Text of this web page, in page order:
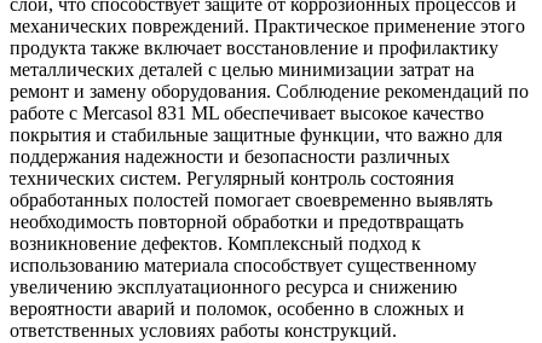
слой, что способствует защите от коррозионных процессов и
механических повреждений. Практическое применение этого
продукта также включает восстановление и профилактику
металлических деталей с целью минимизации затрат на
ремонт и замену оборудования. Соблюдение рекомендаций по
работе с Mercasol 831 ML обеспечивает высокое качество
покрытия и стабильные защитные функции, что важно для
поддержания надежности и безопасности различных
технических систем. Регулярный контроль состояния
обработанных полостей помогает своевременно выявлять
необходимость повторной обработки и предотвращать
возникновение дефектов. Комплексный подход к
использованию материала способствует существенному
увеличению эксплуатационного ресурса и снижению
вероятности аварий и поломок, особенно в сложных и
ответственных условиях работы конструкций.